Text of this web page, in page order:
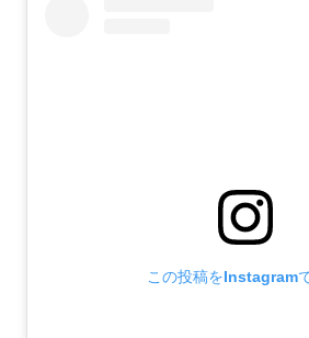
この投稿をInstagram